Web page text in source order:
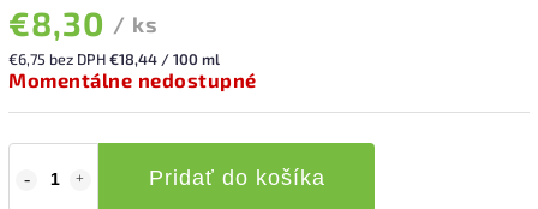
€8,30 / ks
€6,75 bez DPH€18,44 / 100 ml
Momentálne nedostupné
Pridať do košíka